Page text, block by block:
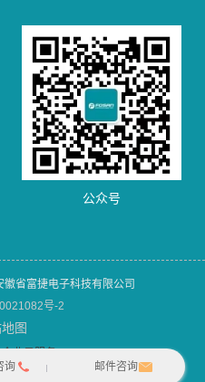
公众号
省富捷电子科技有限公司
号-2
图
询 邮件咨询